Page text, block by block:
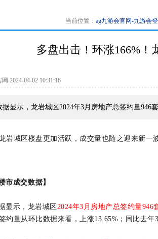
当前位置： ag九游会官网-九游会
多盘出击！环涨166%！
2024-04-02 10:31:16
显示，龙岩城区2024年3月房地产总签约量
岩城区楼盘更加活跃，成交量也随之迎来新一
市成交数据】
显示，龙岩城区2024年3月房地产总签约量946
约量从环比数据来看，上涨13.65%；同比去